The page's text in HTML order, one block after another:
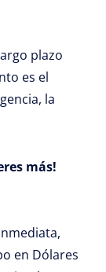
plazo
es el
la
más!
en Dólares